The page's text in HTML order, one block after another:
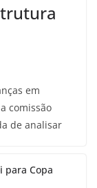
em
comissão
de analisar
para Copa